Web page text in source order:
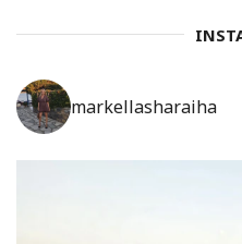
markellasharaiha